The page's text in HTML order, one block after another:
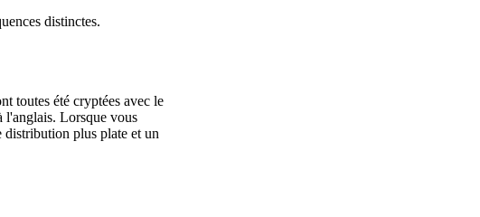
distinctes.
toutes été cryptées avec le
l'anglais. Lorsque vous
distribution plus plate et un